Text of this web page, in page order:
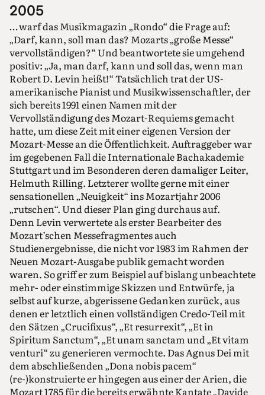
2005
… warf das Musikmagazin „Rondo“ die Frage auf:
„Darf, kann, soll man das? Mozarts „große Messe“
vervollständigen?“ Und beantwortete sie umgehend
positiv: „Ja, man darf, kann und soll das, wenn man
Robert D. Levin heißt!“ Tatsächlich trat der US-
amerikanische Pianist und Musikwissenschaftler, der
sich bereits 1991 einen Namen mit der
Vervollständigung des Mozart-Requiems gemacht
hatte, um diese Zeit mit einer eigenen Version der
Mozart-Messe an die Öffentlichkeit. Auftraggeber war
im gegebenen Fall die Internationale Bachakademie
Stuttgart und im Besonderen deren damaliger Leiter,
Helmuth Rilling. Letzterer wollte gerne mit einer
sensationellen „Neuigkeit“ ins Mozartjahr 2006
„rutschen“. Und dieser Plan ging durchaus auf.
Denn Levin verwertete als erster Bearbeiter des
Mozart’schen Messefragmentes auch
Studienergebnisse, die nicht vor 1983 im Rahmen der
Neuen Mozart-Ausgabe publik gemacht worden
waren. So griff er zum Beispiel auf bislang unbeachtete
mehr- oder einstimmige Skizzen und Entwürfe, ja
selbst auf kurze, abgerissene Gedanken zurück, aus
denen er letztlich einen vollständigen Credo-Teil mit
den Sätzen „Crucifixus“, „Et resurrexit“, „Et in
Spiritum Sanctum“, „Et unam sanctam und „Et vitam
venturi“ zu generieren vermochte. Das Agnus Dei mit
dem abschließenden „Dona nobis pacem“
(re-)konstruierte er hingegen aus einer der Arien, die
Mozart 1785 für die bereits erwähnte Kantate „Davide